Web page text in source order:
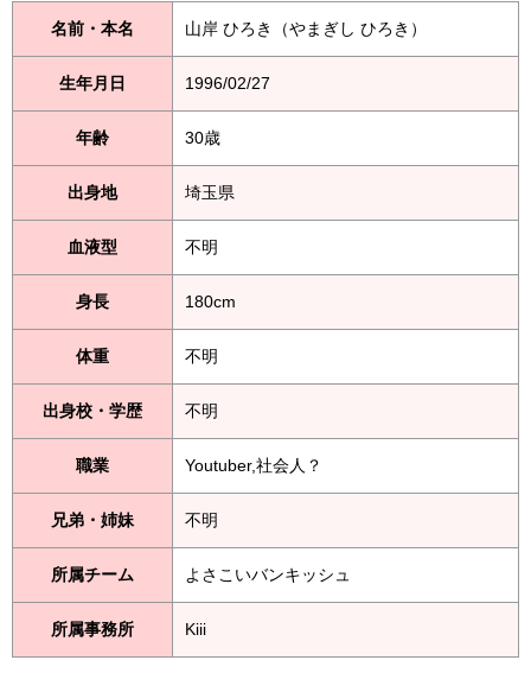
名前・本名 山岸 ひろき（やまぎし ひろき）
生年月日 1996/02/27
年齢 30歳
出身地 埼玉県
血液型 不明
身長 180cm
体重 不明
出身校・学歴 不明
職業 Youtuber,社会人？
兄弟・姉妹 不明
所属チーム よさこいバンキッシュ
所属事務所 Kiii